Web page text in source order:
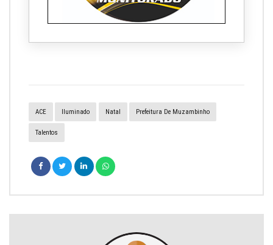
ACE Iluminado Natal Prefeitura De Muzambinho
Talentos